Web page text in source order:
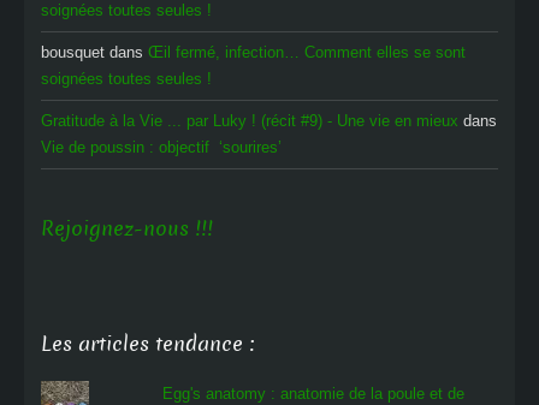
soignées toutes seules !
bousquet dans Œil fermé, infection… Comment elles se sont
soignées toutes seules !
Gratitude à la Vie ... par Luky ! (récit #9) - Une vie en mieux dans
Vie de poussin : objectif ‘sourires’
Rejoignez-nous !!!
Les articles tendance :
Egg's anatomy : anatomie de la poule et de